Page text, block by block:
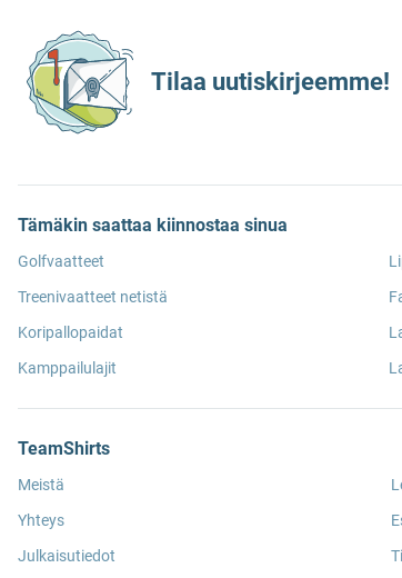
Tilaa uutiskirjeemme!
Tämäkin saattaa kiinnostaa sinua
Golfvaatteet
Treenivaatteet netistä
Koripallopaidat
Kamppailulajit
TeamShirts
Meistä
Yhteys
Julkaisutiedot